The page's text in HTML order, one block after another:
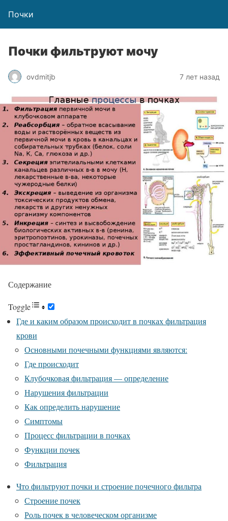
Почки
Почки фильтруют мочу
ovdmitjb 7 лет назад
Содержание
Toggle
Где и каким образом происходит в почках фильтрация
крови
Основными почечными функциями являются:
Где происходит
Клубочковая фильтрация — определение
Нарушения фильтрации
Как определить нарушение
Симптомы
Процесс фильтрации в почках
Функции почек
Фильтрация
Что фильтруют почки и строение почечного фильтра
Строение почек
Роль почек в человеческом организме